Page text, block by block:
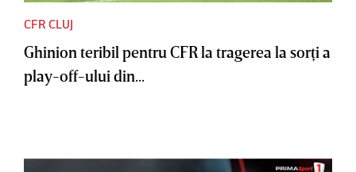
CFR CLUJ
Ghinion teribil pentru CFR la tragerea la sorţi a
play-off-ului din...